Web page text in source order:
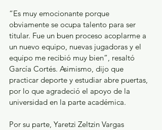
“Es muy emocionante porque
obviamente se ocupa talento para ser
titular. Fue un buen proceso acoplarme a
un nuevo equipo, nuevas jugadoras y el
equipo me recibió muy bien”, resaltó
García Cortés. Asimismo, dijo que
practicar deporte y estudiar abre puertas,
por lo que agradeció el apoyo de la
universidad en la parte académica.
Por su parte, Yaretzi Zeltzin Vargas